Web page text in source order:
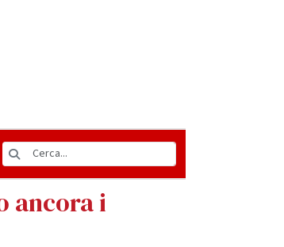
ancora i